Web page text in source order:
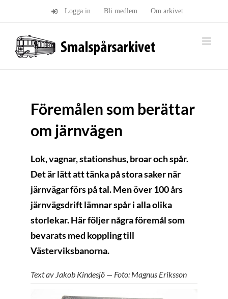
Logga in Bli medlem Om arkivet
Föremålen som berättar
om järnvägen
Lok, vagnar, stationshus, broar och spår.
Det är lätt att tänka på stora saker när
järnvägar förs på tal. Men över 100 års
järnvägsdrift lämnar spår i alla olika
storlekar. Här följer några föremål som
bevarats med koppling till
Västerviksbanorna.
Text av Jakob Kindesjö — Foto: Magnus Eriksson